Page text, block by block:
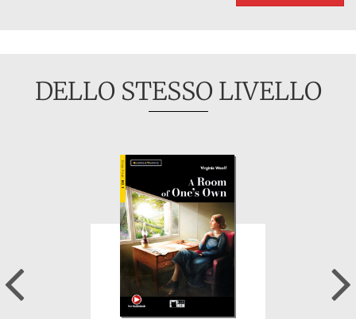
DELLO STESSO LIVELLO
Previous